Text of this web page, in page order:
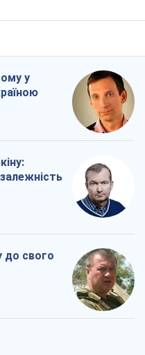
у
до свого